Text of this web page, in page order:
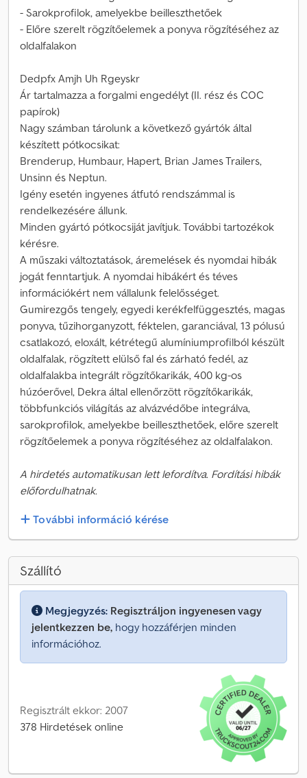
- Sarokprofilok, amelyekbe beilleszthetőek
- Előre szerelt rögzítőelemek a ponyva rögzítéséhez az
oldalfalakon
Dedpfx Amjh Uh Rgeyskr
Ár tartalmazza a forgalmi engedélyt (II. rész és COC
papírok)
Nagy számban tárolunk a következő gyártók által
készített pótkocsikat:
Brenderup, Humbaur, Hapert, Brian James Trailers,
Unsinn és Neptun.
Igény esetén ingyenes átfutó rendszámmal is
rendelkezésére állunk.
Minden gyártó pótkocsiját javítjuk. További tartozékok
kérésre.
A műszaki változtatások, áremelések és nyomdai hibák
jogát fenntartjuk. A nyomdai hibákért és téves
információkért nem vállalunk felelősséget.
Gumirezgős tengely, egyedi kerékfelfüggesztés, magas
ponyva, tűzihorganyzott, féktelen, garanciával, 13 pólusú
csatlakozó, eloxált, kétrétegű alumíniumprofilból készült
oldalfalak, rögzített elülső fal és zárható fedél, az
oldalfalakba integrált rögzítőkarikák, 400 kg-os
húzóerővel, Dekra által ellenőrzött rögzítőkarikák,
többfunkciós világítás az alvázvédőbe integrálva,
sarokprofilok, amelyekbe beilleszthetőek, előre szerelt
rögzítőelemek a ponyva rögzítéséhez az oldalfalakon.
A hirdetés automatikusan lett lefordítva. Fordítási hibák
előfordulhatnak.
További információ kérése
Szállító
Megjegyzés: Regisztráljon ingyenesen vagy
jelentkezzen be, hogy hozzáférjen minden
információhoz.
Regisztrált ekkor: 2007
378 Hirdetések online